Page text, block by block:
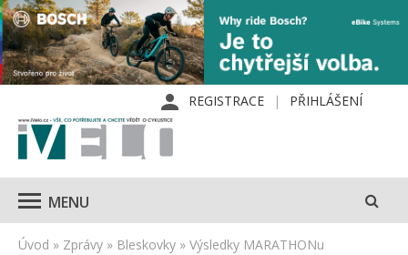
REGISTRACE PŘIHLÁŠENÍ
MENU
Úvod » Zprávy » Bleskovky » Výsledky MARATHONu